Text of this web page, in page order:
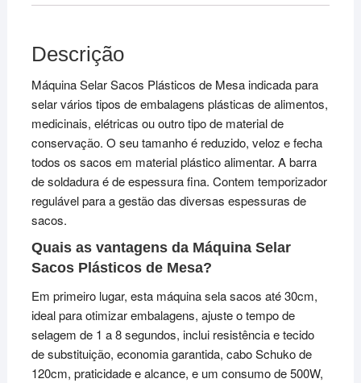
Descrição
Máquina Selar Sacos Plásticos de Mesa indicada para
selar vários tipos de embalagens plásticas de alimentos,
medicinais, elétricas ou outro tipo de material de
conservação. O seu tamanho é reduzido, veloz e fecha
todos os sacos em material plástico alimentar. A barra
de soldadura é de espessura fina. Contem temporizador
regulável para a gestão das diversas espessuras de
sacos.
Quais as vantagens da Máquina Selar
Sacos Plásticos de Mesa?
Em primeiro lugar, esta máquina sela sacos até 30cm,
ideal para otimizar embalagens, ajuste o tempo de
selagem de 1 a 8 segundos, inclui resistência e tecido
de substituição, economia garantida, cabo Schuko de
120cm, praticidade e alcance, e um consumo de 500W,